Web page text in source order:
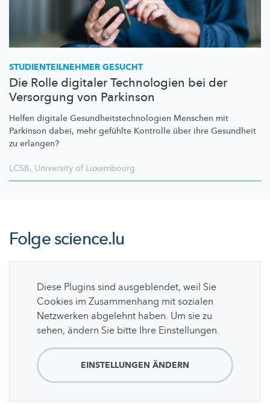
STUDIENTEILNEHMER GESUCHT
Die Rolle digitaler Technologien bei der
Versorgung von Parkinson
Helfen digitale Gesundheitstechnologien Menschen mit
Parkinson dabei, mehr gefühlte Kontrolle über ihre Gesundheit
zu erlangen?
LCSB, University of Luxembourg
Folgescience.lu
Diese Plugins sind ausgeblendet, weil Sie
Cookies im Zusammenhang mit sozialen
Netzwerken abgelehnt haben. Um sie zu
sehen, ändern Sie bitte Ihre Einstellungen.
EINSTELLUNGEN ÄNDERN